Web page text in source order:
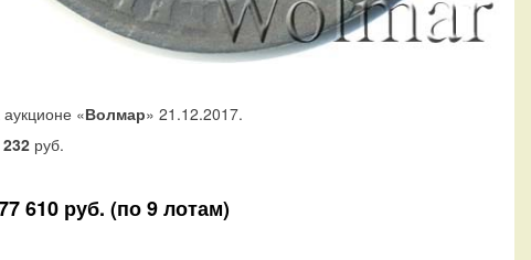
«Волмар» 21.12.2017.
руб.
610 руб. (по 9 лотам)